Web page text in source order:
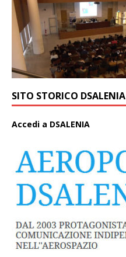
SITO STORICO DSALENIA
Accedi a DSALENIA